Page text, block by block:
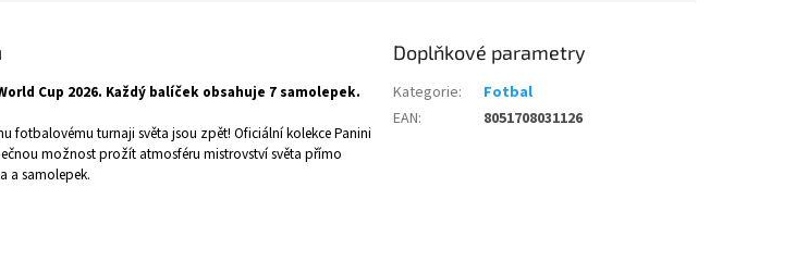
Cup 2026. Každý balíček obsahuje 7 samolepek.
fotbalovému turnaji světa jsou zpět! Oficiální kolekce Panini
možnost prožít atmosféru mistrovství světa přímo
a samolepek.
Doplňkové parametry
Kategorie:
Fotbal
EAN: 8051708031126